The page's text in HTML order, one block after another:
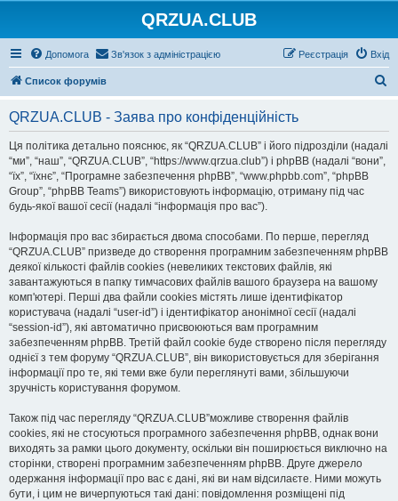
QRZUA.CLUB
Допомога Зв'язок з адміністрацією Вхід
Реєстрація
Список форумів
QRZUA.CLUB - Заява про конфіденційність
Ця політика детально пояснює, як “QRZUA.CLUB” і його підрозділи (надалі
“ми”, “наш”, “QRZUA.CLUB”, “https://www.qrzua.club”) і phpBB (надалі “вони”,
“їх”, “їхнє”, “Програмне забезпечення phpBB”, “www.phpbb.com”, “phpBB
Group”, “phpBB Teams”) використовують інформацію, отриману під час
будь-якої вашої сесії (надалі “інформація про вас”).
Інформація про вас збирається двома способами. По перше, перегляд
“QRZUA.CLUB” призведе до створення програмним забезпеченням phpBB
деякої кількості файлів cookies (невеликих текстових файлів, які
завантажуються в папку тимчасових файлів вашого браузера на вашому
комп'ютері. Перші два файли cookies містять лише ідентифікатор
користувача (надалі “user-id”) і ідентифікатор анонімної сесії (надалі
“session-id”), які автоматично присвоюються вам програмним
забезпеченням phpBB. Третій файл cookie буде створено після перегляду
однієї з тем форуму “QRZUA.CLUB”, він використовується для зберігання
інформації про те, які теми вже були переглянуті вами, збільшуючи
зручність користування форумом.
Також під час перегляду “QRZUA.CLUB”можливе створення файлів
cookies, які не стосуються програмного забезпечення phpBB, однак вони
виходять за рамки цього документу, оскільки він поширюється виключно на
сторінки, створені програмним забезпеченням phpBB. Друге джерело
одержання інформації про вас є дані, які ви нам відсилаєте. Ними можуть
бути, і цим не вичерпуються такі дані: повідомлення розміщені під